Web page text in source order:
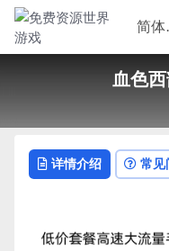
血色
详情介绍 常见